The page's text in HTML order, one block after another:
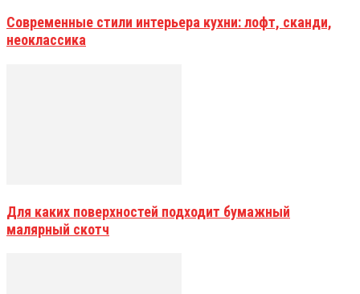
Современные стили интерьера кухни: лофт, сканди,
неоклассика
Для каких поверхностей подходит бумажный
малярный скотч